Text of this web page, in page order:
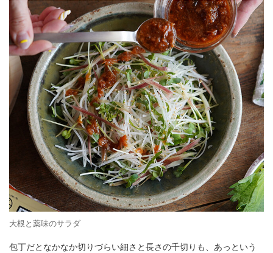
大根と薬味のサラダ
包丁だとなかなか切りづらい細さと長さの千切りも、あっという